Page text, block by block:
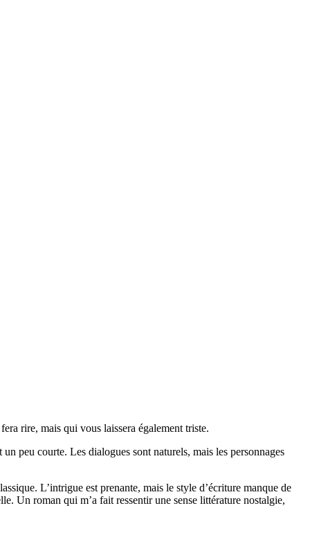
rire, mais qui vous laissera également triste.
peu courte. Les dialogues sont naturels, mais les personnages
L’intrigue est prenante, mais le style d’écriture manque de
Un roman qui m’a fait ressentir une sense littérature nostalgie,